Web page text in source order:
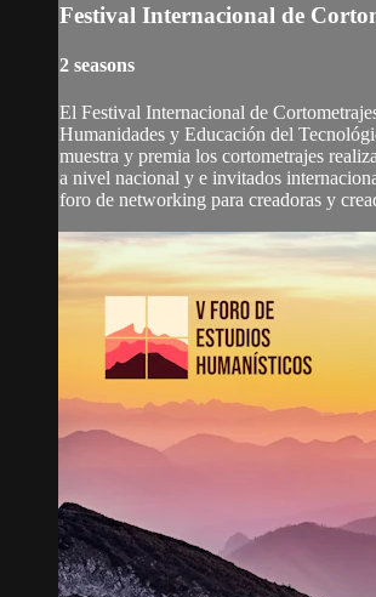
Festival Internacional de
2 seasons
El Festival Internacional de
Humanidades y Educación del
muestra y premia los cortometrajes
a nivel nacional y e invitados
foro de networking para creadoras y